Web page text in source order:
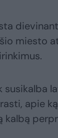
miesto
susikalba
apie
kalbą